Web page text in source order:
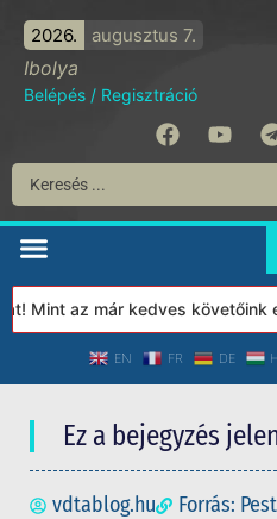
2026. augusztus 7.
Ibolya
Belépés / Regisztráció
Mint az már kedves követőink
EN FR DE
Ez a bejegyzés
vdtablog.hu Forrás: